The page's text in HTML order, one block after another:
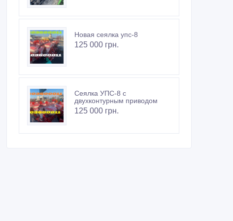
Новая сеялка упс-8
125 000 грн.
Сеялка УПС-8 с
двухконтурным приводом
125 000 грн.